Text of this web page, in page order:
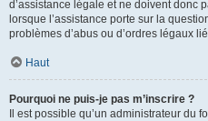
d’assistance légale et ne doivent donc
lorsque l’assistance porte sur la
problèmes d’abus ou d’ordres légaux
Haut
Pourquoi ne puis-je pas m’inscrire ?
Il est possible qu’un administrateur du